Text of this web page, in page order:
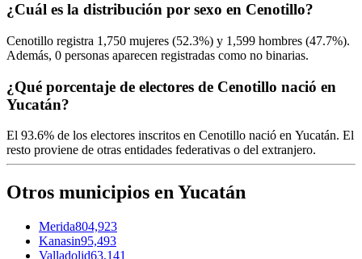
¿Cuál es la distribución por sexo en Cenotillo?
Cenotillo registra 1,750 mujeres (52.3%) y 1,599 hombres (47.7%).
Además, 0 personas aparecen registradas como no binarias.
¿Qué porcentaje de electores de Cenotillo nació en
Yucatán?
El 93.6% de los electores inscritos en Cenotillo nació en Yucatán. El
resto proviene de otras entidades federativas o del extranjero.
Otros municipios en Yucatán
Merida804,923
Kanasin95,493
Valladolid63,141